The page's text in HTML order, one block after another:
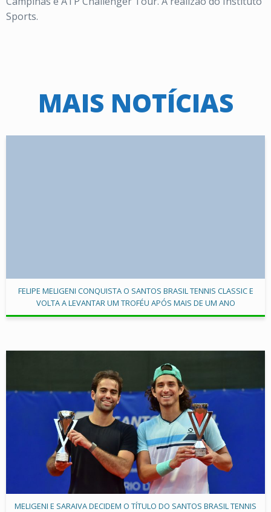
Sports.
MAIS NOTÍCIAS
FELIPE MELIGENI CONQUISTA O SANTOS BRASIL TENNIS CLASSIC E
VOLTA A LEVANTAR UM TROFÉU APÓS MAIS DE UM ANO
MELIGENI E SARAIVA DECIDEM O TÍTULO DO SANTOS BRASIL TENNIS